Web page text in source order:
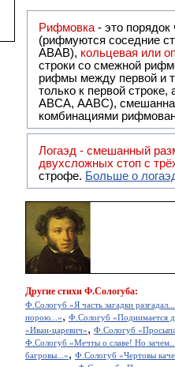
Рифмовка - это
(рифмуются соседние
ABAB), кольцевая или
строки со смежной
рифмы между первой и
только к первой
ABCA, AABC), смешанная или вольная рифмовка (рифмовка в сложных строфах с различными
комбинациями
Логаэд - смешанный размер с неровным ритмом, являющимся следствием сочетания в стихе
двухсложных стоп с
строфе. Больше о
Другие стихи Ф.Сологуба:
Ф.Сологуб «Я часть загадки
порою...», Ф.Сологуб «Поднимается
«Иван-царевич», Ф.Сологуб
Ф.Сологуб «Мечты о славе! Но
багровы...», Ф.Сологуб «Чертовы